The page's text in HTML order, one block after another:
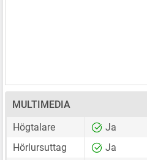
MULTIMEDIA
Högtalare
Ja
Hörlursuttag
Ja